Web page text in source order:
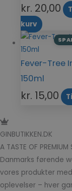
kr. 20,00
kurv
Fever-Tree
150ml
kr. 15,00
GINBUTIKKEN.DK
A TASTE OF PREMIUM
Danmarks førende
vores produkter
oplevelser – hver